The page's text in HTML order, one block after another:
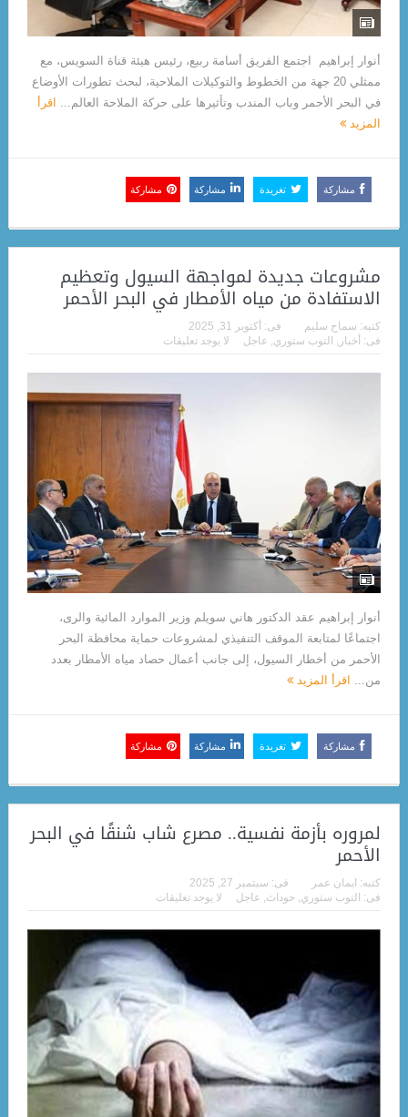
أنوار إبراهيم اجتمع الفريق أسامة ربيع، رئيس هيئة قناة السويس، مع
ممثلي 20 جهة من الخطوط والتوكيلات الملاحية، لبحث تطورات الأوضاع
في البحر الأحمر وباب المندب وتأثيرها على حركة الملاحة العالم...
اقرأ
المزيد
مشاركة تغريدة مشاركة مشاركة
مشروعات جديدة لمواجهة السيول وتعظيم
الاستفادة من مياه الأمطار في البحر الأحمر
كتبه: سماح سليم فى: أكتوبر 31, 2025
فى: أخبار , التوب ستوري, عاجل لا يوجد تعليقات
أنوار إبراهيم عقد الدكتور هاني سويلم وزير الموارد المائية والرى،
اجتماعًا لمتابعة الموقف التنفيذي لمشروعات حماية محافظة البحر
الأحمر من أخطار السيول، إلى جانب أعمال حصاد مياه الأمطار بعدد
من...
اقرأ المزيد
مشاركة تغريدة مشاركة مشاركة
لمروره بأزمة نفسية.. مصرع شاب شنقًا في البحر
الأحمر
كتبه: ايمان عمر فى: سبتمبر 27, 2025
فى: التوب ستوري, حوداث, عاجل لا يوجد تعليقات